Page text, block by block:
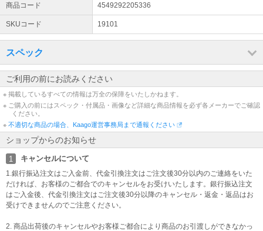
当ストアの運営について
銀行振込は営業日14時までのご入金確認、代金引換は営業日14時ま
での注文で当日出荷致します。土・日・祝日、また営業日カレンダ
ー記載の休業日はお休みを頂戴しております。ご来店購入はお断り
よくあるご質問
当ストアの商品は全品新品未使用品です。領収書や適格請求書（イ
ンボイス）、店頭購入、免税など、ご不明な点がございましたら、
『よくあるご質問一覧』をご確認下さい。
詳細はこちら
パナソニック製メンズシェーバー『ES-PV6A』『ES-PV3A』につい
て大事なお知らせ
パナソニック製メンズシェーバーラムダッシュ『ES-PV6A』『ES-P
V3A』の同梱USBケーブルの自主交換（リコール）に関するお知ら
せです。詳細は別途ページにてご確認をお願い申し上げます。
商品コード 4549292205336
SKUコード 19101
スペック
ご利用の前にお読みください
※ 掲載しているすべての情報は万全の保障をいたしかねます。
※ ご購入の前にはスペック・付属品・画像など詳細な商品情報を必ず各メーカーでご確認
ください。
※ 不適切な商品の場合、Kaago運営事務局まで通報ください
ショップからのお知らせ
1 キャンセルについて
1.銀行振込注文はご入金前、代金引換注文はご注文後30分以内のご連絡をいた
だければ、お客様のご都合でのキャンセルをお受けいたします。銀行振込注文
はご入金後、代金引換注文はご注文後30分以降のキャンセル・返金・返品はお
受けできませんのでご注意ください。
2. 商品出荷後のキャンセルやお客様ご都合により商品のお引渡しができなかっ